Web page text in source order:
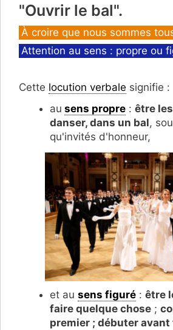
"Ouvrir le bal".
Catégories
À croire que nous sommes
Attention au sens : propre ou
Cette locution verbale signifie :
au sens propre : être
danser, dans un bal,
qu'invités d'honneur,
et au sens figuré : être
faire quelque chose ;
premier ; débuter